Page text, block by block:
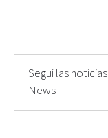
Seguí las
News